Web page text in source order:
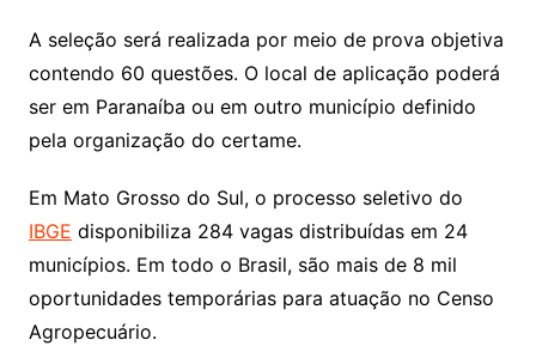
A seleção será realizada por meio de prova objetiva
contendo 60 questões. O local de aplicação poderá
ser em Paranaíba ou em outro município definido
pela organização do certame.
Em Mato Grosso do Sul, o processo seletivo do
IBGE disponibiliza 284 vagas distribuídas em 24
municípios. Em todo o Brasil, são mais de 8 mil
oportunidades temporárias para atuação no Censo
Agropecuário.